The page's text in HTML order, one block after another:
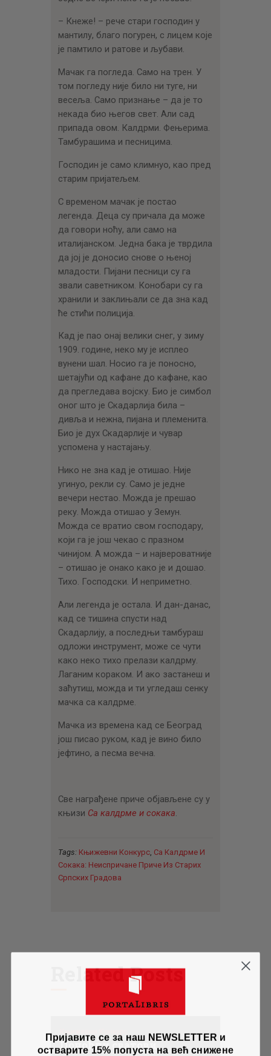
– Кнеже! – рече стари господин у
мантилу, благо погурен, с лицем које
је памтило и ратове и љубави.
Мачак га погледа. Само на трен. У
том погледу није било ни туге, ни
весеља. Само признање – да је то
некада био његов свет. Али сад
припада овом. Калдрми. Фењерима.
Тамбурашима и песницима.
Господин је само климнуо, као пред
старим пријатељем.
С временом мачак је постао
легенда. Деца су причала да може
да говори ноћу, али само на
италијанском. Једна бака је тврдила
да јој је доносио снове о њеној
младости. Пијани песници су га
звали саветником. Конобари су га
хранили и заклињали се да зна кад
ће стићи полиција.
Кад је пао онај велики снег, у зиму
1909. године, неко му је исплео
вунени шал. Носио га је поносно,
шетајући од кафане до кафане, као
да прегледава војску. Био је симбол
оног што је Скадарлија била –
дивља и нежна, пијана и племенита.
Био је дух Скадарлије и чувар
успомена у настајању.
Нико не зна кад је отишао. Није
угинуо, рекли су. Само је једне
вечери нестао. Можда је прешао
реку. Можда отишао у Земун.
Можда се вратио свом господару,
који га је још чекао с празном
чинијом. А можда – и највероватније
– отишао је онако како је и дошао.
Тихо. Господски. И неприметно.
Али легенда је остала. И дан-данас,
кад се тишина спусти над
Скадарлију, а последњи тамбураш
одложи инструмент, може се чути
како неко тихо прелази калдрму.
Лаганим кораком. И ако застанеш и
заћутиш, можда и ти угледаш сенку
мачка са калдрме.
Мачка из времена кад се Београд
још писао руком, кад је вино било
јефтино, а песма вечна.
Све награђене приче објављене су у
књизи Са калдрме и сокака
Tags: Књижевни Конкурс, Са Калдрме И
Сокака: Неиспричане Приче Из Старих
Српских Градова
Related Posts
Књижевни Конкурс
Поноћни сватови
Пријавите се за наш NEWSLETTER и
остварите 15% попуста на већ снижене